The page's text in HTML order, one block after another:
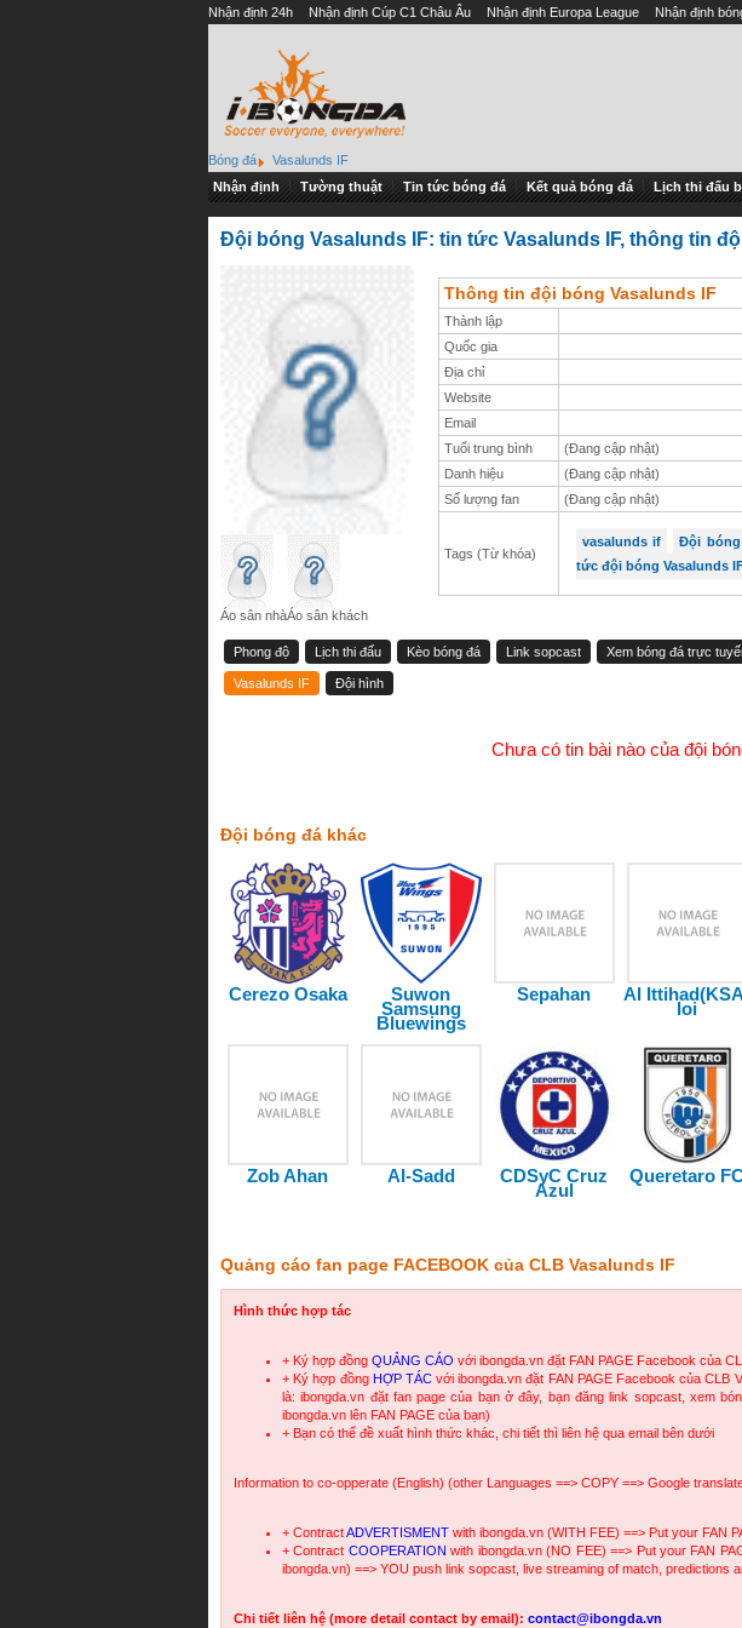
Nhận định 24h Nhận định Cúp C1 Châu Âu Nhận định Europa League Nhận định
Bóng đá
Vasalunds IF
Nhận định
Tường thuật Tin tức bóng đá Kết quả bóng đá Lịch thi đấu
Đội bóng Vasalunds IF: tin tức Vasalunds IF, thông tin
Áo sân nhàÁo sân khách
Thông tin đội bóng Vasalunds IF
Thành lập
Quốc gia
Địa chỉ
Website
Email
Tuổi trung bình
(Đang cập nhật)
Danh hiệu
(Đang cập nhật)
Số lượng fan
(Đang cập nhật)
Tags (Từ khóa)
vasalunds if Đội bóng
tức đội bóng Vasalunds
Phong độ Lịch thi đấu Kèo bóng đá Link sopcast Xem bóng đá trực
Vasalunds IF Đội hình
Chưa có tin bài nào của đội
Đội bóng đá khác
Cerezo Osaka
Suwon
Samsung
Bluewings
Sepahan
Al
loi
Zob Ahan Al-Sadd
CDSyC Cruz
Azul
Queretaro FC
Quảng cáo fan page FACEBOOK của CLB Vasalunds IF
Hình thức hợp tác
+ Ký hợp đồng QUẢNG CÁO với ibongda.vn đặt FAN PAGE Facebook của
+ Ký hợp đồng HỢP TÁCvới ibongda.vn đặt FAN PAGE Facebook của CLB
là: ibongda.vn đặt fan page của bạn ở đây, bạn đăng link sopcast, xem
ibongda.vn lên FAN PAGE của bạn)
+ Bạn có thể đề xuất hình thức khác, chi tiết thì liên hệ qua email bên dưới
Information to co-opperate (English) (other Languages ==> COPY ==> Google
+ ContractADVERTISMENT with ibongda.vn (WITH FEE) ==> Put your FAN
+ Contract COOPERATION with ibongda.vn (NO FEE) ==> Put your FAN
ibongda.vn) ==> YOU push link sopcast, live streaming of match, predictions
Chi tiết liên hệ (more detail contact by email): contact@ibongda.vn